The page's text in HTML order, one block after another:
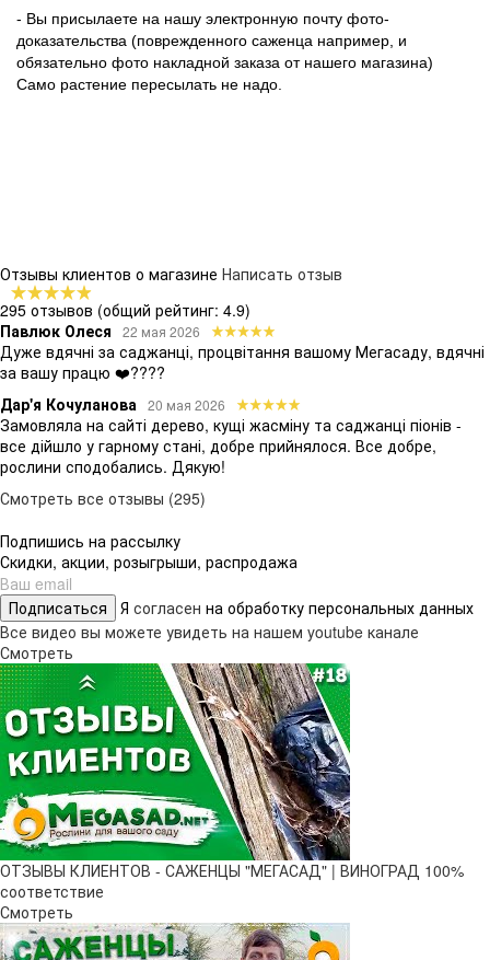
- Вы присылаете на нашу электронную почту фото-
доказательства (поврежденного саженца например, и
обязательно фото накладной заказа от нашего магазина)
Само растение пересылать не надо.
Отзывы клиентов о магазине Написать отзыв
295 отзывов (общий рейтинг: 4.9)
Павлюк Олеся
22 мая 2026
Дуже вдячні за саджанці, процвітання вашому Мегасаду, вдячні
за вашу працю ❤️????
Дар'я Кочуланова
20 мая 2026
Замовляла на сайті дерево, кущі жасміну та саджанці піонів -
все дійшло у гарному стані, добре прийнялося. Все добре,
рослини сподобались. Дякую!
Смотреть все отзывы (295)
Подпишись на рассылку
Скидки, акции, розыгрыши, распродажа
Подписаться Я согласен на обработку персональных данных
Все видео вы можете увидеть на нашем youtube канале
Смотреть
ОТЗЫВЫ КЛИЕНТОВ - САЖЕНЦЫ "МЕГАСАД" | ВИНОГРАД 100%
соответствие
Смотреть